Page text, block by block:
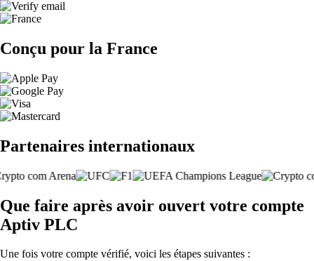
Conçu pour la France
Partenaires internationaux
Que faire après avoir ouvert votre compte
Aptiv PLC
Une fois votre compte vérifié, voici les étapes suivantes :